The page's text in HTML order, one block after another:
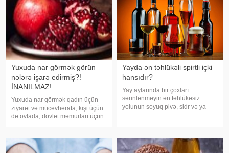
Yuxuda nar görmək görün
nələrə işarə edirmiş?!
İNANILMAZ!
Yuxuda nar görmək qadın üçün
ziyarət və mücevherata, kişi üçün
də övlada, dövlət məmurları üçün
bərəkətinə, tacir üçün çox quru,
xalq üçün yaxşı bir idarəy
Yayda ən təhlükəli spirtli içki
hansıdır?
Yay aylarında bir çoxları
sərinlənməyin ən təhlükəsiz
yolunun soyuq pivə, sidr və ya
az alkoqollu içkilər çox vaxt
zərərsi